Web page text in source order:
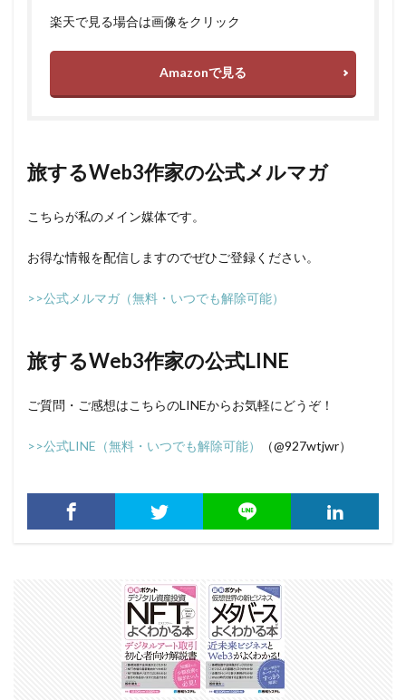
楽天で見る場合は画像をクリック
Amazonで見る
旅するWeb3作家の公式メルマガ
こちらが私のメイン媒体です。
お得な情報を配信しますのでぜひご登録ください。
>>公式メルマガ（無料・いつでも解除可能）
旅するWeb3作家の公式LINE
ご質問・ご感想はこちらのLINEからお気軽にどうぞ！
>>公式LINE（無料・いつでも解除可能） （@927wtjwr）